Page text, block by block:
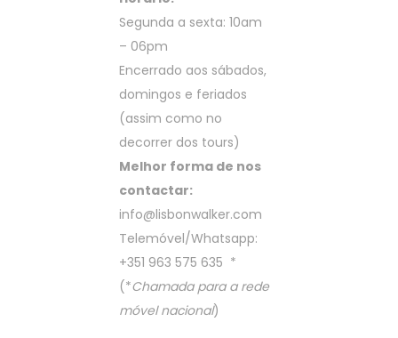
Segunda a sexta: 10am
– 06pm
Encerrado aos sábados,
domingos e feriados
(assim como no
decorrer dos tours)
Melhor forma de nos
contactar:
info@lisbonwalker.com
Telemóvel/Whatsapp:
+351 963 575 635 *
(*Chamada para a rede
móvel nacional)